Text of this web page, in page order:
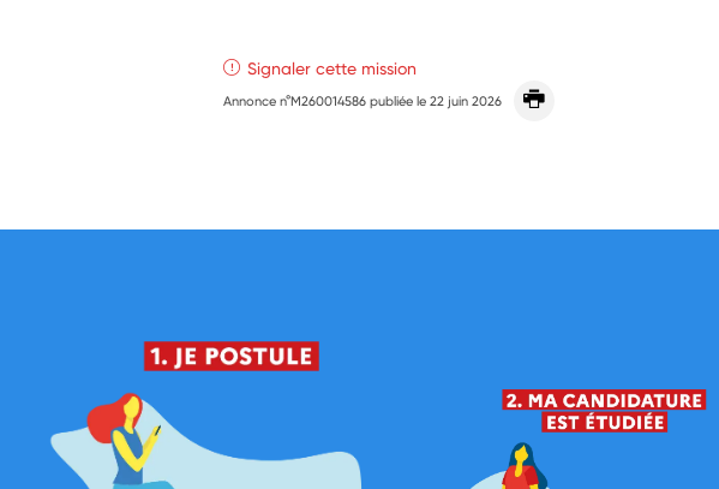
Signaler cette mission
Annonce n°M260014586 publiée le22 juin 2026